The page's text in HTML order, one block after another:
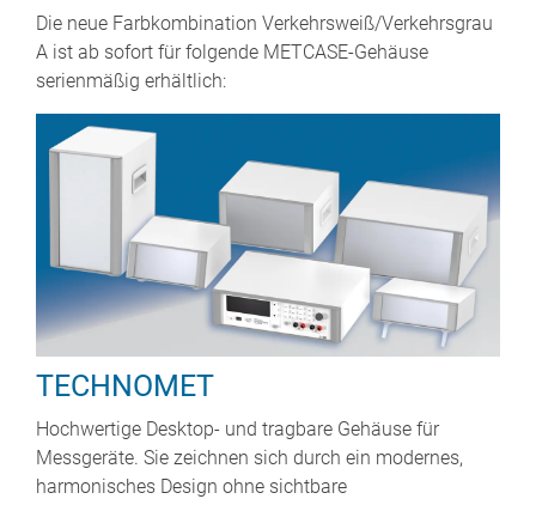
Die neue Farbkombination Verkehrsweiß/Verkehrsgrau
A ist ab sofort für folgende METCASE-Gehäuse
serienmäßig erhältlich:
TECHNOMET
Hochwertige Desktop- und tragbare Gehäuse für
Messgeräte. Sie zeichnen sich durch ein modernes,
harmonisches Design ohne sichtbare